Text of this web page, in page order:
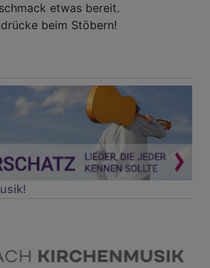
etwas bereit.
beim Stöbern!